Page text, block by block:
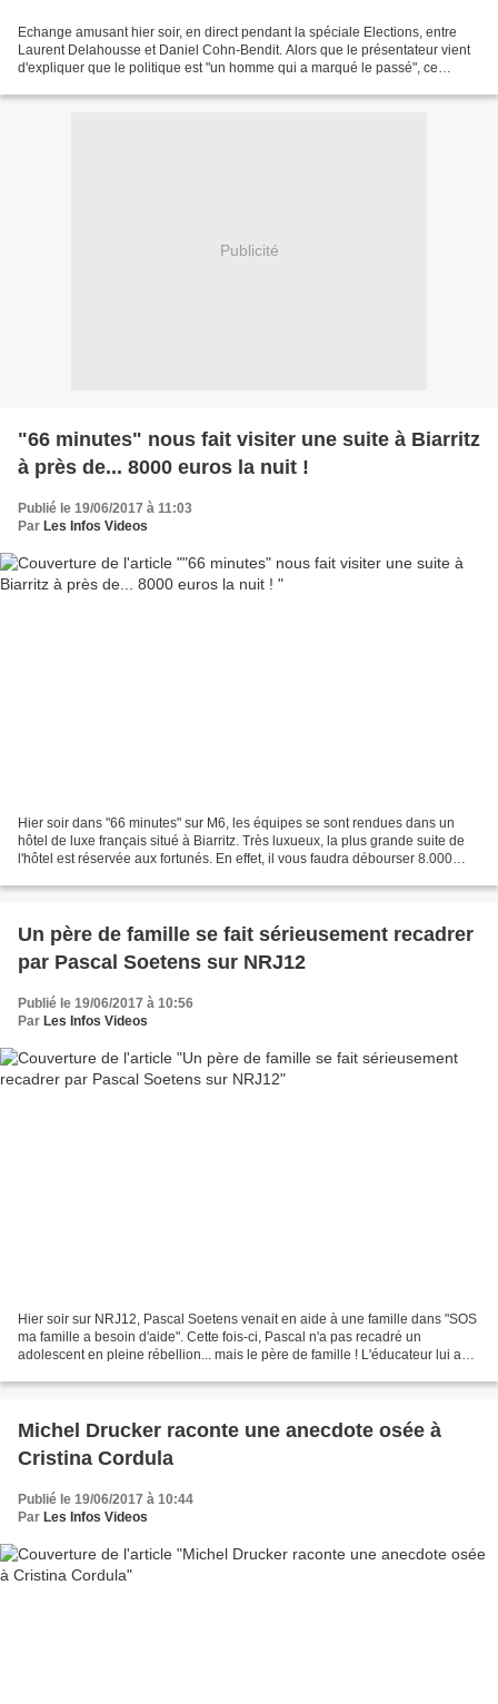
Echange amusant hier soir, en direct pendant la spéciale Elections, entre
Laurent Delahousse et Daniel Cohn-Bendit. Alors que le présentateur vient
d'expliquer que le politique est "un homme qui a marqué le passé", ce
Publicité
"66 minutes" nous fait visiter une suite à Biarritz
à près de... 8000 euros la nuit !
Publié le 19/06/2017 à 11:03
Par Les Infos Videos
Hier soir dans "66 minutes" sur M6, les équipes se sont rendues dans un
hôtel de luxe français situé à Biarritz. Très luxueux, la plus grande suite de
l'hôtel est réservée aux fortunés. En effet, il vous faudra débourser 8.000
Un père de famille se fait sérieusement recadrer
par Pascal Soetens sur NRJ12
Publié le 19/06/2017 à 10:56
Par Les Infos Videos
Hier soir sur NRJ12, Pascal Soetens venait en aide à une famille dans "SOS
ma famille a besoin d'aide". Cette fois-ci, Pascal n'a pas recadré un
adolescent en pleine rébellion... mais le père de famille ! L'éducateur lui a
Michel Drucker raconte une anecdote osée à
Cristina Cordula
Publié le 19/06/2017 à 10:44
Par Les Infos Videos